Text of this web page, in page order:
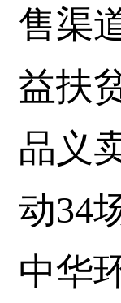
售渠
益扶
品义
动34
中华